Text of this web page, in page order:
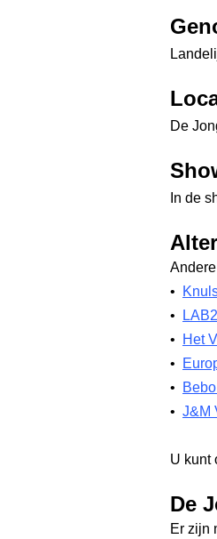
De
In de
•
•
•
Het
•
•
• J&M
U kunt
De
Er zijn